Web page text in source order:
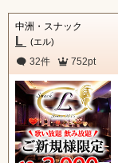
中洲・スナック
L (エル)
32件 752pt